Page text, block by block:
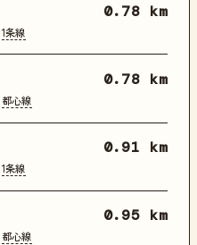
1条線
0.78 km
都心線
0.78 km
1条線
0.91 km
都心線
0.95 km